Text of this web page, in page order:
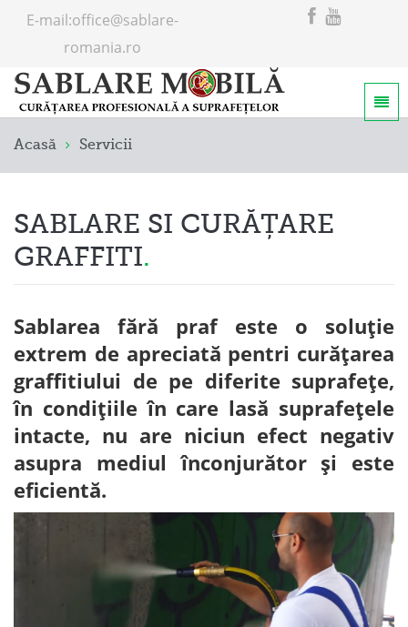
E-mail:office@sablare-
romania.ro
Home
Servicii
Despre noi
Acasă Servicii
SABLARE SI CURĂȚARE
GRAFFITI
Sablarea fără praf este o soluție
extrem de apreciată pentri curățarea
graffitiului de pe diferite suprafețe,
în condițiile în care lasă suprafețele
intacte, nu are niciun efect negativ
asupra mediul înconjurător și este
eficientă.